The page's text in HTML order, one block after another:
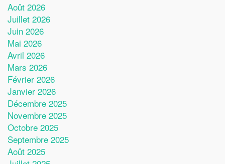
Août 2026
Juillet 2026
Juin 2026
Mai 2026
Avril 2026
Mars 2026
Février 2026
Janvier 2026
Décembre 2025
Novembre 2025
Octobre 2025
Septembre 2025
Août 2025